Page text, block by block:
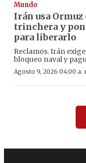
Mundo
Irán usa Ormuz
trinchera y
para liberarlo
Reclamos. Irán
bloqueo naval y
Agosto 9, 2026 04:00 a.